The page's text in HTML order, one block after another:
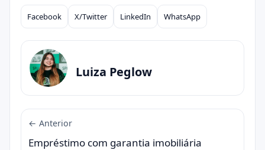
Compartilhar
Facebook X/Twitter LinkedIn WhatsApp
Luiza Peglow
← Anterior
Empréstimo com garantia imobiliária